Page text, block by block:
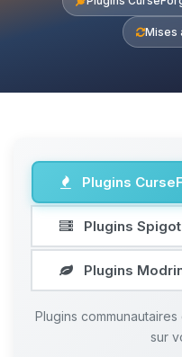
Mises
Plugins
Plugins Spigot
Plugins
Plugins
sur